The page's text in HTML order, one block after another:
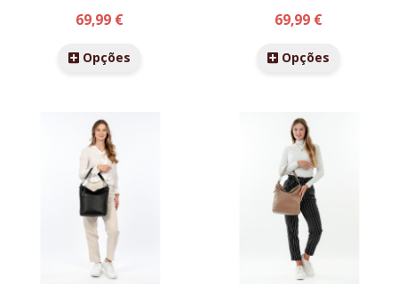
69,99 €
Opções
69,99 €
Opções